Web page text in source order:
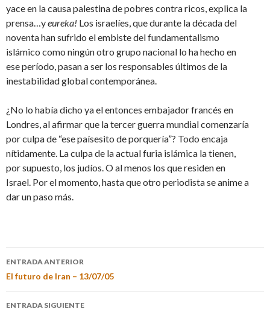
yace en la causa palestina de pobres contra ricos, explica la
prensa…yeureka! Los israelíes, que durante la década del
noventa han sufrido el embiste del fundamentalismo
islámico como ningún otro grupo nacional lo ha hecho en
ese período, pasan a ser los responsables últimos de la
inestabilidad global contemporánea.
¿No lo había dicho ya el entonces embajador francés en
Londres, al afirmar que la tercer guerra mundial comenzaría
por culpa de “ese paísesito de porquería”? Todo encaja
nítidamente. La culpa de la actual furia islámica la tienen,
por supuesto, los judíos. O al menos los que residen en
Israel. Por el momento, hasta que otro periodista se anime a
dar un paso más.
ENTRADA ANTERIOR
El futuro de Iran – 13/07/05
ENTRADA SIGUIENTE